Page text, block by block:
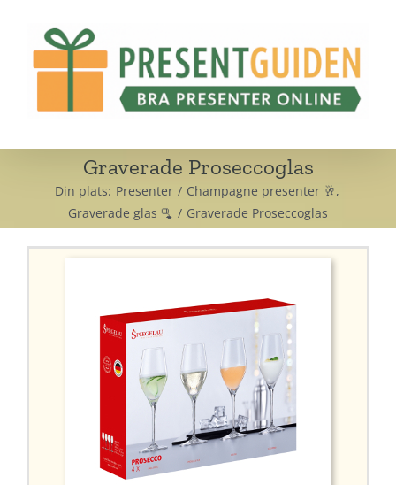
Graverade Proseccoglas
Din plats: Presenter
Champagne presenter 🥂
Graverade glas 🫗
Graverade Proseccoglas